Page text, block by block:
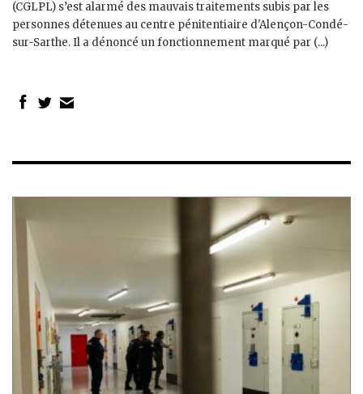
(CGLPL) s’est alarmé des mauvais traitements subis par les
personnes détenues au centre pénitentiaire d'Alençon-Condé-
sur-Sarthe. Il a dénoncé un fonctionnement marqué par (...)